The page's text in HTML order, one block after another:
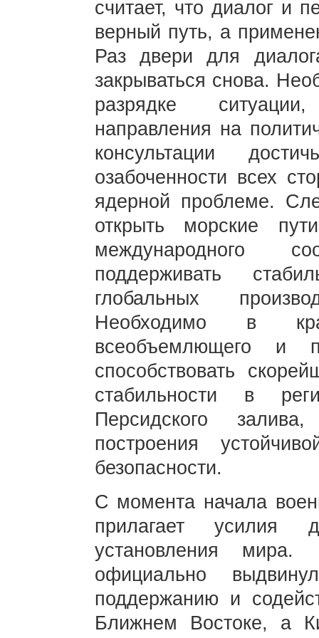
считает, что диалог и
верный путь, а
Раз двери для
закрываться снова.
разрядке
направления на
консультации
озабоченности всех
ядерной проблеме.
открыть морские
международного
поддерживать
глобальных
Необходимо в
всеобъемлющего и
способствовать
стабильности в
Персидского
построения
безопасности.
С момента начала
прилагает
установления мира.
официально
поддержанию и
Ближнем Востоке, а